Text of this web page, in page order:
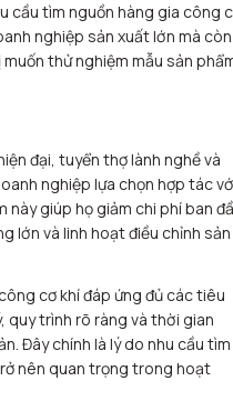
cầu tìm nguồn hàng gia công
nghiệp sản xuất lớn mà
thử nghiệm mẫu sản
đại, tuyển thợ lành nghề và
nghiệp lựa chọn hợp tác
này giúp họ giảm chi phí ban
lớn và linh hoạt điều chỉnh sản
cơ khí đáp ứng đủ các tiêu
quy trình rõ ràng và thời gian
Đây chính là lý do nhu cầu tìm
nên quan trọng trong hoạt